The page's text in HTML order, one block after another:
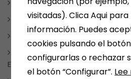
MANGA Y COMIC
TAUROMAQUIA
MEDINA DEL CAMPO
NOTICIAS, FRASES,
ESPECIALES
visitadas). Clica Aqui para
información. Puedes
cookies pulsando el
configurarlas o rechazar
el botón “Configurar”.